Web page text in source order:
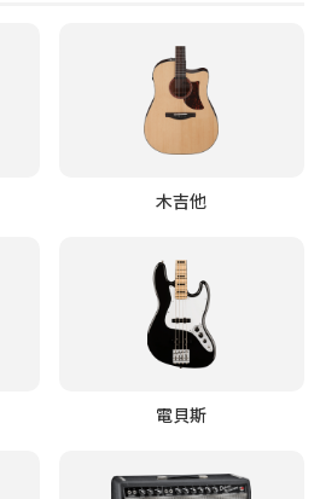
木吉他
電貝斯